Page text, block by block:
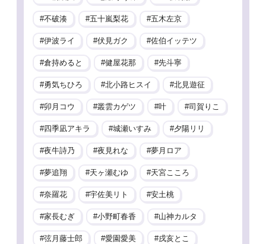
不破湊 五十嵐梨花 五木左京
伊波ライ 伏見ガク 佐伯イッテツ
倉持めると 健屋花那 先斗寧
勇気ちひろ 北小路ヒスイ 北見遊征
卯月コウ 叢雲カゲツ 叶 司賀りこ
四季凪アキラ 城瀬いすみ 夕陽リリ
夜牛詩乃 夜見れな 夢月ロア
夢追翔 天ヶ瀬むゆ 天宮こころ
奈羅花 宇佐美リト 安土桃
家長むぎ 小野町春香 山神カルタ
弦月藤士郎 愛園愛美 戌亥とこ